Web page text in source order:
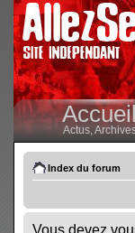
Actus,
Index du forum
Vous devez